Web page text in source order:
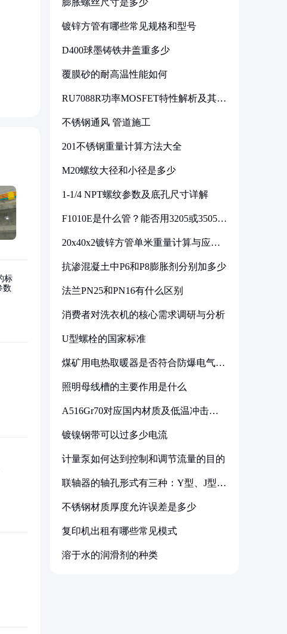
膨胀螺丝尺寸是多少
镀锌方管有哪些常见规格和型号
D400球墨铸铁井盖重多少
覆膜砂的耐高温性能如何
RU7088R功率MOSFET特性解析及其在
不锈钢通风 管道施工
201不锈钢重量计算方法大全
M20螺纹大径和小径是多少
1-1/4 NPT螺纹参数及底孔尺寸详解
F1010E是什么管？能否用3205或3505代
20x40x2镀锌方管单米重量计算与应用
抗渗混凝土中P6和P8膨胀剂分别加多少
法兰PN25和PN16有什么区别
消费者对洗衣机的核心需求调研与分析
U型螺栓的国家标准
煤矿用电热取暖器是否符合防爆电气设
照明母线槽的主要作用是什么
A516Gr70对应国内材质及低温冲击要
镀镍钢带可以过多少电流
计量泵如何达到控制和调节流量的目的
联轴器的轴孔形式有三种：Y型、J型、
不锈钢材质厚度允许误差是多少
复印机出租有哪些常见模式
溶于水的润滑剂的种类